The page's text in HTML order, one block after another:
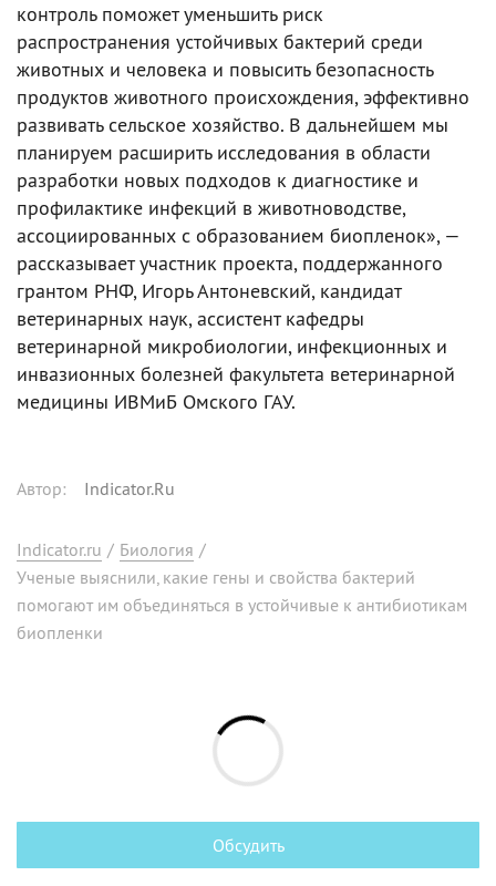
контроль поможет уменьшить риск
распространения устойчивых бактерий среди
животных и человека и повысить безопасность
продуктов животного происхождения, эффективно
развивать сельское хозяйство. В дальнейшем мы
планируем расширить исследования в области
разработки новых подходов к диагностике и
профилактике инфекций в животноводстве,
ассоциированных с образованием биопленок», —
рассказывает участник проекта, поддержанного
грантом РНФ, Игорь Антоневский, кандидат
ветеринарных наук, ассистент кафедры
ветеринарной микробиологии, инфекционных и
инвазионных болезней факультета ветеринарной
медицины ИВМиБ Омского ГАУ.
Автор: Indicator.Ru
Indicator.ru / Биология /
Ученые выяснили, какие гены и свойства бактерий
помогают им объединяться в устойчивые к антибиотикам
биопленки
Обсудить